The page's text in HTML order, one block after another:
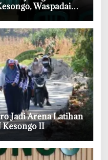
Waspadai
Jadi Arena Latihan
Kesongo II